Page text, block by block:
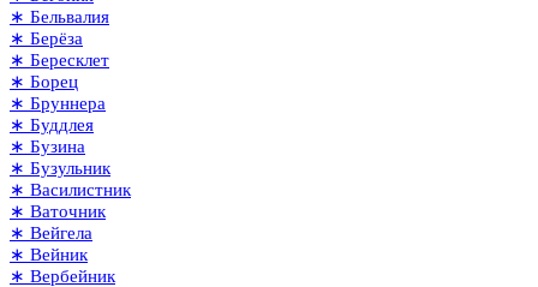
∗ Бельвалия
∗ Берёза
∗ Бересклет
∗ Борец
∗ Бруннера
∗ Буддлея
∗ Бузина
∗ Бузульник
∗ Василистник
∗ Ваточник
∗ Вейгела
∗ Вейник
∗ Вербейник